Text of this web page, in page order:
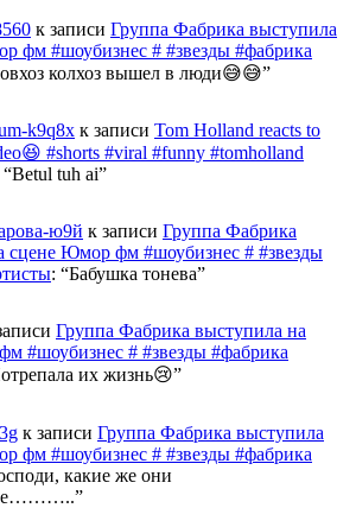
к записи Группа Фабрика выступила
фм #шоубизнес # #звезды #фабрика
колхоз вышел в люди😅😅”
k9q8x к записи Tom Holland reacts to
#shorts #viral #funny #tomholland
“Betul tuh ai”
ю9й к записи Группа Фабрика
сцене Юмор фм #шоубизнес # #звезды
: “Бабушка тонева”
Группа Фабрика выступила на
#шоубизнес # #звезды #фабрика
их жизнь😢”
к записи Группа Фабрика выступила
фм #шоубизнес # #звезды #фабрика
какие же они
”